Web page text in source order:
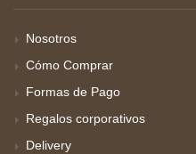
Nosotros
Cómo Comprar
Formas de Pago
Regalos corporativos
Delivery